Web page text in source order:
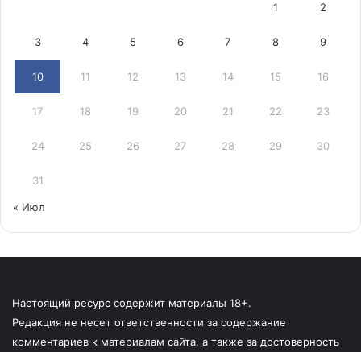
1 2
3 4 5 6 7 8 9
10 11 12 13 14 15 16
17 18 19 20 21 22 23
24 25 26 27 28 29 30
31
« Июл
Настоящий ресурс содержит материалы 18+.
Редакция не несет ответственности за содержание
комментариев к материалам сайта, а также за достоверность